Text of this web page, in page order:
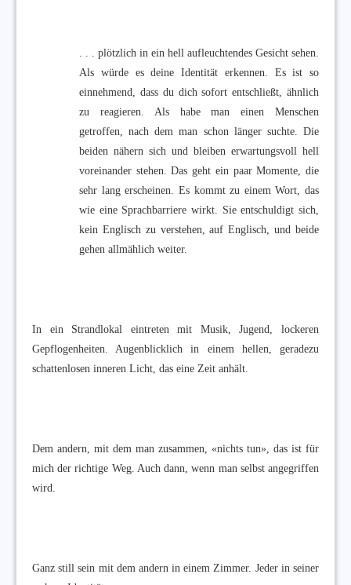
. . . plötzlich in ein hell aufleuchtendes Gesicht sehen.
Als würde es deine Identität erkennen. Es ist so
einnehmend, dass du dich sofort entschließt, ähnlich
zu reagieren. Als habe man einen Menschen
getroffen, nach dem man schon länger suchte. Die
beiden nähern sich und bleiben erwartungsvoll hell
voreinander stehen. Das geht ein paar Momente, die
sehr lang erscheinen. Es kommt zu einem Wort, das
wie eine Sprachbarriere wirkt. Sie entschuldigt sich,
kein Englisch zu verstehen, auf Englisch, und beide
gehen allmählich weiter.
In ein Strandlokal eintreten mit Musik, Jugend, lockeren
Gepflogenheiten. Augenblicklich in einem hellen, geradezu
schattenlosen inneren Licht, das eine Zeit anhält.
Dem andern, mit dem man zusammen, «nichts tun», das ist für
mich der richtige Weg. Auch dann, wenn man selbst angegriffen
wird.
Ganz still sein mit dem andern in einem Zimmer. Jeder in seiner